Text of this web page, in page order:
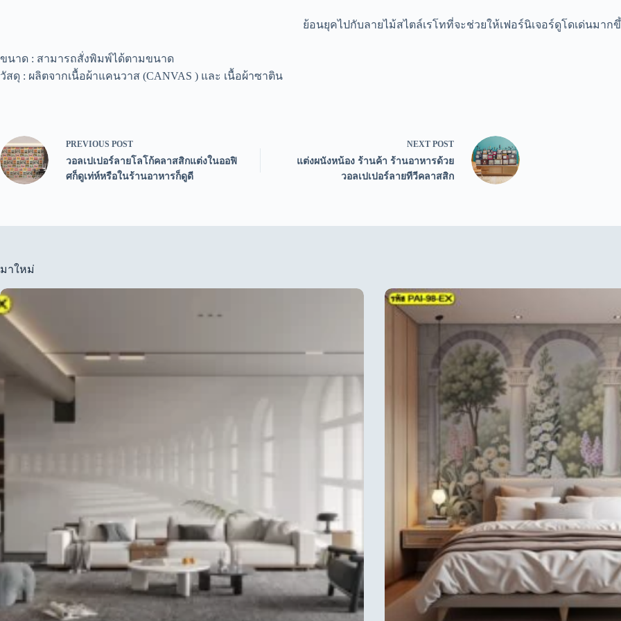
ย้อนยุคไปกับลายไม้สไตล์เรโทที่จะช่วยให้เฟอร์นิเจอร์ดูโดเด่นมาก
ขนาด : สามารถสั่งพิมพ์ได้ตามขนาด
วัสดุ : ผลิตจากเนื้อผ้าแคนวาส (CANVAS ) และ เนื้อผ้าซาติน
PREVIOUS POST
วอลเปเปอร์ลายโลโก้คลาสสิกแต่งในออฟิ
ศก็ดูเท่ห์หรือในร้านอาหารก็ดูดี
NEXT POST
แต่งผนังหน้อง ร้านค้า ร้านอาหารด้วย
วอลเปเปอร์ลายทีวีคลาสสิก
มาใหม่